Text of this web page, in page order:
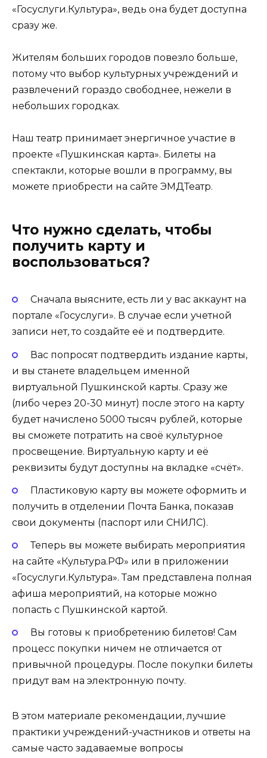
«Госуслуги.Культура», ведь она будет доступна
сразу же.
Жителям больших городов повезло больше,
потому что выбор культурных учреждений и
развлечений гораздо свободнее, нежели в
небольших городках.
Наш театр принимает энергичное участие в
проекте «Пушкинская карта». Билеты на
спектакли, которые вошли в программу, вы
можете приобрести на сайте ЭМДТеатр.
Что нужно сделать, чтобы
получить карту и
воспользоваться?
Сначала выясните, есть ли у вас аккаунт на
портале «Госуслуги». В случае если учетной
записи нет, то создайте её и подтвердите.
Вас попросят подтвердить издание карты,
и вы станете владельцем именной
виртуальной Пушкинской карты. Сразу же
(либо через 20-30 минут) после этого на карту
будет начислено 5000 тысяч рублей, которые
вы сможете потратить на своё культурное
просвещение. Виртуальную карту и её
реквизиты будут доступны на вкладке «счёт».
Пластиковую карту вы можете оформить и
получить в отделении Почта Банка, показав
свои документы (паспорт или СНИЛС).
Теперь вы можете выбирать мероприятия
на сайте «Культура.РФ» или в приложении
«Госуслуги.Культура». Там представлена полная
афиша мероприятий, на которые можно
попасть с Пушкинской картой.
Вы готовы к приобретению билетов! Сам
процесс покупки ничем не отличается от
привычной процедуры. После покупки билеты
придут вам на электронную почту.
В этом материале рекомендации, лучшие
практики учреждений-участников и ответы на
самые часто задаваемые вопросы